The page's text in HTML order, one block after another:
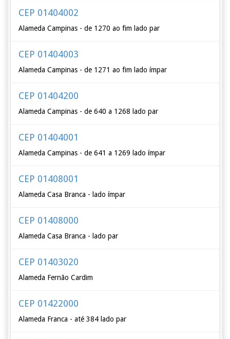
CEP 01404002
Alameda Campinas - de 1270 ao fim lado par
CEP 01404003
Alameda Campinas - de 1271 ao fim lado ímpar
CEP 01404200
Alameda Campinas - de 640 a 1268 lado par
CEP 01404001
Alameda Campinas - de 641 a 1269 lado ímpar
CEP 01408001
Alameda Casa Branca - lado ímpar
CEP 01408000
Alameda Casa Branca - lado par
CEP 01403020
Alameda Fernão Cardim
CEP 01422000
Alameda Franca - até 384 lado par